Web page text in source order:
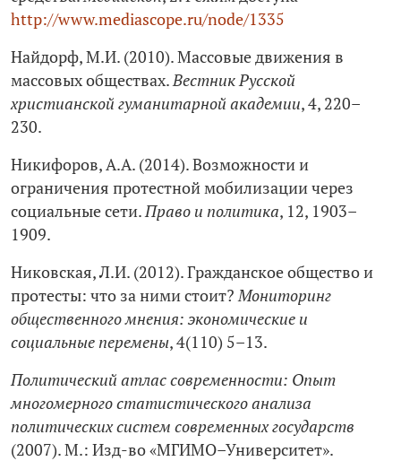
http://www.mediascope.ru/node/1335
Найдорф, М.И. (2010). Массовые движения в
массовых обществах.Вестник Русской
христианской гуманитарной академии, 4, 220–
230.
Никифоров, А.А. (2014). Возможности и
ограничения протестной мобилизации через
социальные сети.Право и политика, 12, 1903–
1909.
Никовская, Л.И. (2012). Гражданское общество и
протесты: что за ними стоит?Мониторинг
общественного мнения: экономические и
социальные перемены, 4(110) 5–13.
Политический атлас современности: Опыт
многомерного статистического анализа
политических систем современных государств
(2007). М.: Изд-во «МГИМО–Университет».